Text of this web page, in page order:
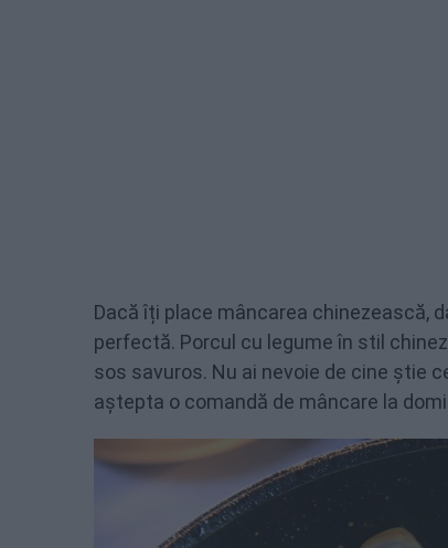
Dacă îți place mâncarea chinezească,
perfectă. Porcul cu legume în stil
sos savuros. Nu ai nevoie de cine știe
aștepta o comandă de mâncare la